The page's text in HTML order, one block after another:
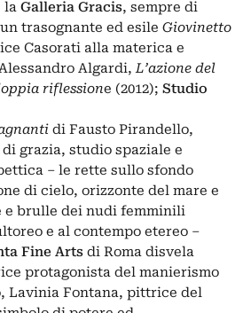
la Galleria Gracis, sempre di
trasognante ed esile Giovinetto
Casorati alla materica e
Algardi,L’azione del
riflessione (2012); Studio
di Fausto Pirandello,
grazia, studio spaziale e
– le rette sullo sfondo
di cielo, orizzonte del mare e
e brulle dei nudi femminili
e al contempo etereo –
Fine Arts di Roma disvela
protagonista del manierismo
Lavinia Fontana, pittrice del